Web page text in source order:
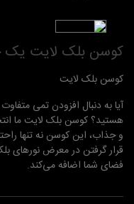
کوسن بلک لایت
کوسن بلک لایت
آیا به دنبال افزودن تمی
هستید؟ کوسن بلک لایت ما
و جذاب، این کوسن نه تنها
قرار گرفتن در معرض نورهای
فضای شما اضافه می‌کند.